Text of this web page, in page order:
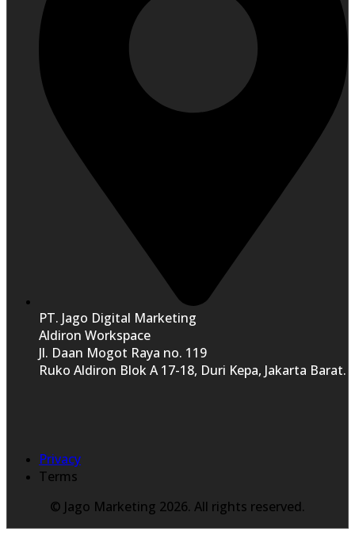
PT. Jago Digital Marketing
Aldiron Workspace
Jl. Daan Mogot Raya no. 119
Ruko Aldiron Blok A 17-18, Duri Kepa, Jakarta Barat.
Privacy
Terms
© Jago Marketing 2026. All rights reserved.